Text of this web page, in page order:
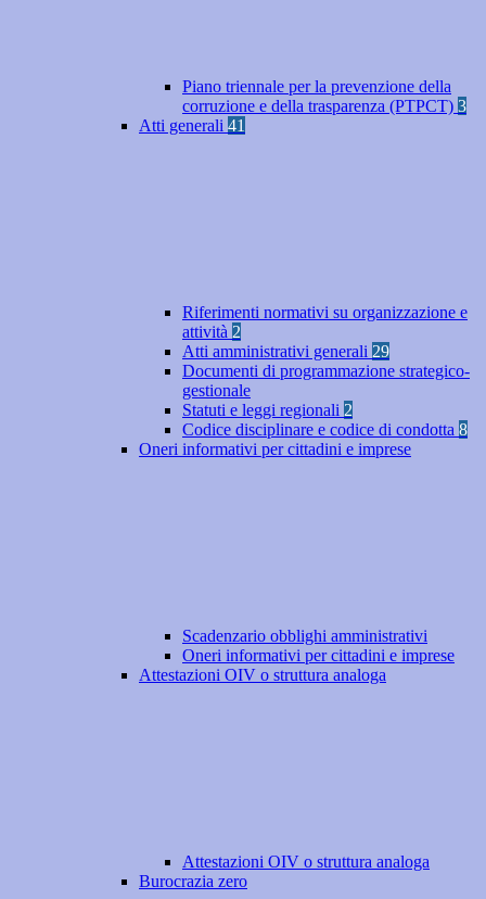
Piano triennale per la prevenzione della
corruzione e della trasparenza (PTPCT) 3
Atti generali 41
Riferimenti normativi su organizzazione e
attività 2
Atti amministrativi generali 29
Documenti di programmazione strategico-
gestionale
Statuti e leggi regionali 2
Codice disciplinare e codice di condotta 8
Oneri informativi per cittadini e imprese
Scadenzario obblighi amministrativi
Oneri informativi per cittadini e imprese
Attestazioni OIV o struttura analoga
Attestazioni OIV o struttura analoga
Burocrazia zero